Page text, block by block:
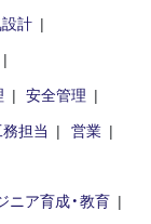
計
安全管理
務担当
営業
ニア育成・教育